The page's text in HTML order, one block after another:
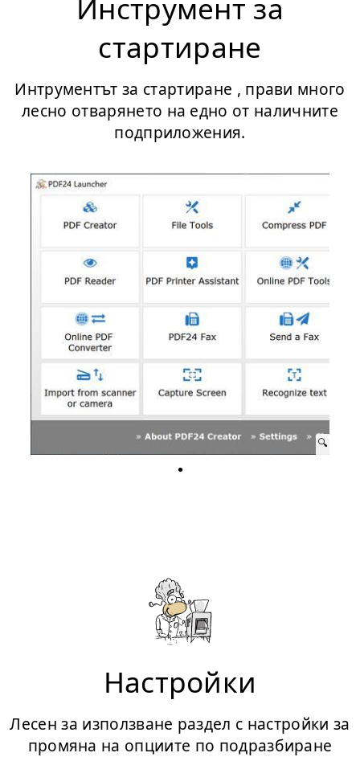
Инструмент за
стартиране
Интрументът за стартиране , прави много
лесно отварянето на едно от наличните
подприложения.
Настройки
Лесен за използване раздел с настройки за
промяна на опциите по подразбиране